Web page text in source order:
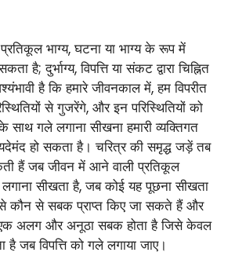
भाग्य, घटना या भाग्य के रूप में
है; दुर्भाग्य, विपत्ति या संकट द्वारा चिह्नित
है कि हमारे जीवनकाल में, हम विपरीत
से गुजरेंगे, और इन परिस्थितियों को
साथ गले लगाना सीखना हमारी व्यक्तिगत
हो सकता है। चरित्र की समृद्ध जड़ें तब
हैं जब जीवन में आने वाली प्रतिकूल
लगाना सीखता है, जब कोई यह पूछना सीखता
कौन से सबक प्राप्त किए जा सकते हैं और
अलग और अनूठा सबक होता है जिसे केवल
जब विपत्ति को गले लगाया जाए।